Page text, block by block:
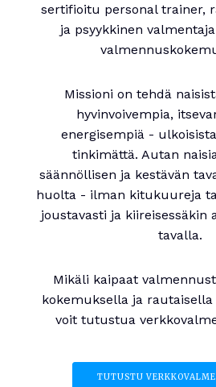
sertifioitu personal trainer,
ja psyykkinen
Missioni on tehdä
hyvinvoivempia,
energisempiä -
tinkimättä. Autan
säännöllisen ja kestävän
huolta - ilman kitukuureja
joustavasti ja kiireisessäkin
tavalla.
Mikäli kaipaat
kokemuksella ja
voit tutustua
TUTUSTU